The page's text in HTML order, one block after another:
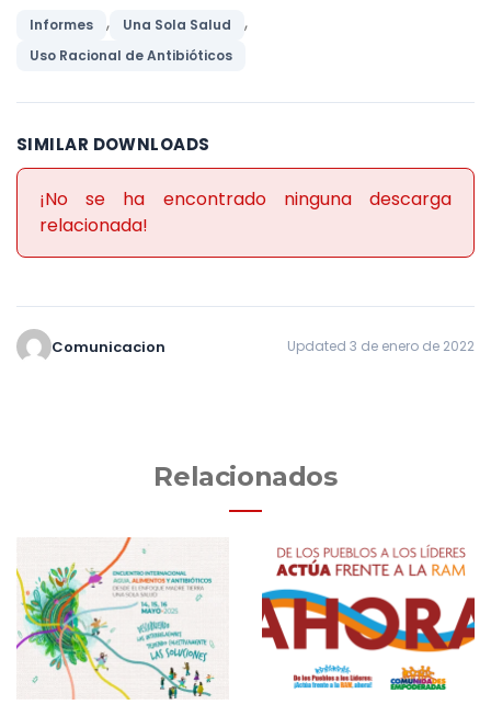
Informes , Una Sola Salud ,
Uso Racional de Antibióticos
SIMILAR DOWNLOADS
¡No se ha encontrado ninguna descarga
relacionada!
Comunicacion Updated 3 de enero de 2022
Relacionados